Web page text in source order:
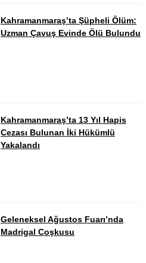
Kahramanmaraş’ta Şüpheli Ölüm:
Uzman Çavuş Evinde Ölü Bulundu
Kahramanmaraş’ta 13 Yıl Hapis
Cezası Bulunan İki Hükümlü
Yakalandı
Geleneksel Ağustos Fuarı’nda
Madrigal Coşkusu